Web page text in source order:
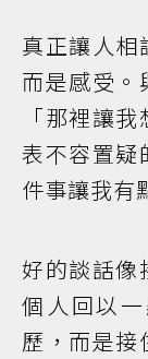
真正讓人相
而是感受。
「那裡讓
表不容置疑
件事讓我有
好的談話像
個人回以
歷，而是接